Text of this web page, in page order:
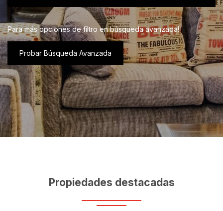
Para más opciones de filtro en búsqueda avanzada!
Probar Búsqueda Avanzada
Propiedades destacadas